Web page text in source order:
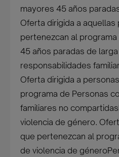
mayores 45 años
Oferta dirigida a aquellas
pertenezcan al
45 años paradas de
responsabilidades
Oferta dirigida a
programa de Personas
familiares no
violencia de género.
que pertenezcan al
de violencia de